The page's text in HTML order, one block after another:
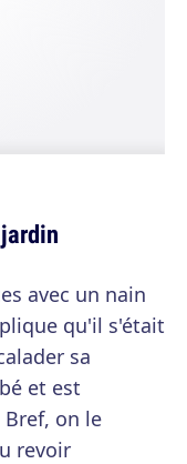
avec un nain
qu'il s'était
sa
et est
on le
revoir